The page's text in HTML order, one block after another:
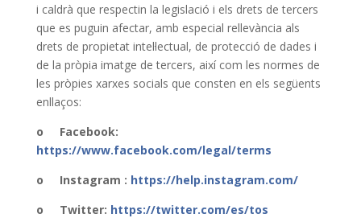
i caldrà que respectin la legislació i els drets de tercers
que es puguin afectar, amb especial rellevància als
drets de propietat intel·lectual, de protecció de dades i
de la pròpia imatge de tercers, així com les normes de
les pròpies xarxes socials que consten en els següents
enllaços:
o Facebook:
https://www.facebook.com/legal/terms
o Instagram : https://help.instagram.com/
o Twitter: https://twitter.com/es/tos